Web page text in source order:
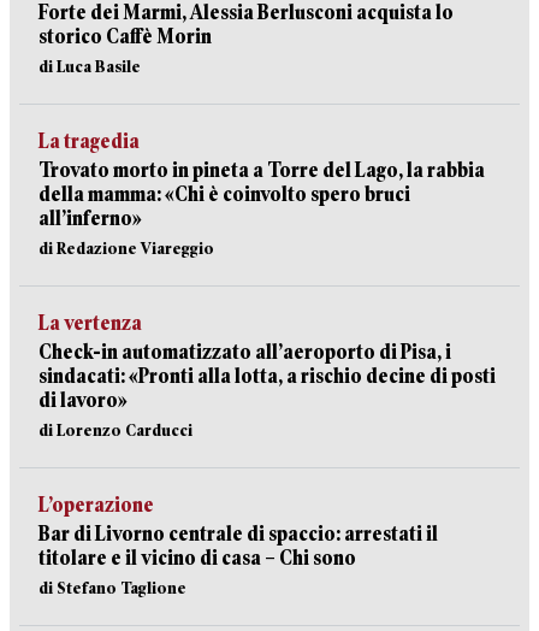
Forte dei Marmi, Alessia Berlusconi acquista lo
storico Caffè Morin
di Luca Basile
La tragedia
Trovato morto in pineta a Torre del Lago, la rabbia
della mamma: «Chi è coinvolto spero bruci
all’inferno»
di Redazione Viareggio
La vertenza
Check-in automatizzato all’aeroporto di Pisa, i
sindacati: «Pronti alla lotta, a rischio decine di posti
di lavoro»
di Lorenzo Carducci
L’operazione
Bar di Livorno centrale di spaccio: arrestati il
titolare e il vicino di casa – Chi sono
di Stefano Taglione